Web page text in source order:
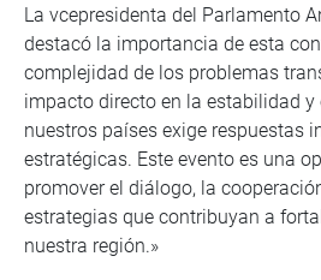
La vcepresidenta del Parlamento
destacó la importancia de esta
complejidad de los problemas
impacto directo en la estabilidad y
nuestros países exige respuestas
estratégicas. Este evento es una
promover el diálogo, la
estrategias que contribuyan a
nuestra región.»